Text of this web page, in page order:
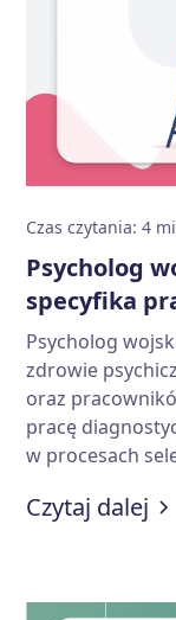
Czas czytania:4
Psycholog
specyfika
Psycholog
zdrowie
oraz
pracę
w procesach
wyjaśniamy, jak
Czytaj dalej :